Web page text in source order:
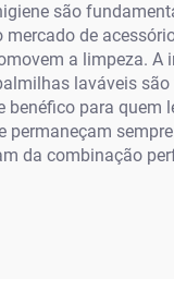
são
de
a limpeza. A
laváveis
benéfico para
permaneçam
da combinação